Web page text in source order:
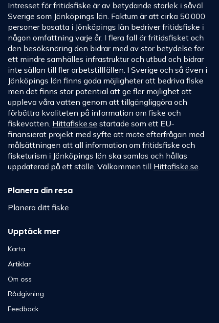
Intresset för fritidsfiske är av betydande storlek i såväl
Sverige som Jönköpings län. Faktum är att cirka 50 000
personer bosatta i Jönköpings län bedriver fritidsfiske i
någon omfattning varje år. I flera fall är fritidsfisket och
den besöksnäring den bidrar med av stor betydelse för
ett mindre samhälles infrastruktur och utbud och bidrar
inte sällan till fler arbetstillfällen. I Sverige och så även i
Jönköpings län finns goda möjligheter att bedriva fiske
men det finns stor potential att ge fler möjlighet att
uppleva våra vatten genom att tillgängliggöra och
förbättra kvaliteten på information om fiske och
fiskevatten. Hittafiske.se startade som ett EU-
finansierat projekt med syfte att möte efterfrågan med
målsättningen att all information om fritidsfiske och
fisketurism i Jönköpings län ska samlas och hållas
uppdaterad på ett ställe. Välkommen till Hittafiske.se.
Planera din resa
Planera ditt fiske
Upptäck mer
Karta
Artiklar
Om oss
Rådgivning
Feedback